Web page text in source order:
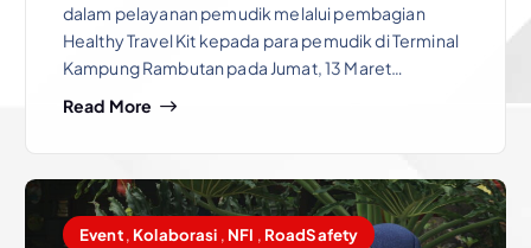
dalam pelayanan pemudik melalui pembagian
Healthy Travel Kit kepada para pemudik di Terminal
Kampung Rambutan pada Jumat, 13 Maret…
Read More
Event, Kolaborasi , NFI , RoadSafety